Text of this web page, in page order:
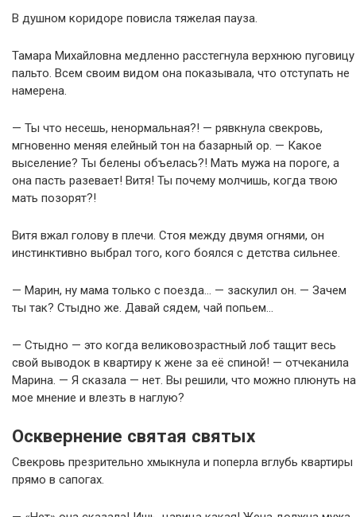
В душном коридоре повисла тяжелая пауза.
Тамара Михайловна медленно расстегнула верхнюю пуговицу
пальто. Всем своим видом она показывала, что отступать не
намерена.
— Ты что несешь, ненормальная?! — рявкнула свекровь,
мгновенно меняя елейный тон на базарный ор. — Какое
выселение? Ты белены объелась?! Мать мужа на пороге, а
она пасть разевает! Витя! Ты почему молчишь, когда твою
мать позорят?!
Витя вжал голову в плечи. Стоя между двумя огнями, он
инстинктивно выбрал того, кого боялся с детства сильнее.
— Марин, ну мама только с поезда… — заскулил он. — Зачем
ты так? Стыдно же. Давай сядем, чай попьем…
— Стыдно — это когда великовозрастный лоб тащит весь
свой выводок в квартиру к жене за её спиной! — отчеканила
Марина. — Я сказала — нет. Вы решили, что можно плюнуть на
мое мнение и влезть в наглую?
Осквернение святая святых
Свекровь презрительно хмыкнула и поперла вглубь квартиры
прямо в сапогах.